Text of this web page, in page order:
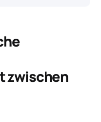
zwischen